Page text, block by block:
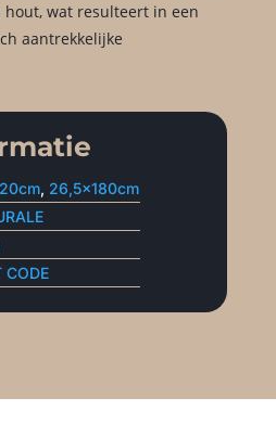
wat resulteert in een
aantrekkelijke
, 26,5x180cm
CODE